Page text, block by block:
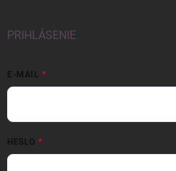
PRIHLÁSENIE
E-MAIL
HESLO